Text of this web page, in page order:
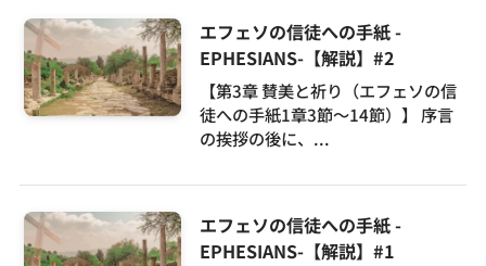
エフェソの信徒への手紙 -
EPHESIANS-【解説】#2
【第3章 賛美と祈り（エフェソの信
徒への手紙1章3節～14節）】 序言
の挨拶の後に、...
エフェソの信徒への手紙 -
EPHESIANS-【解説】#1